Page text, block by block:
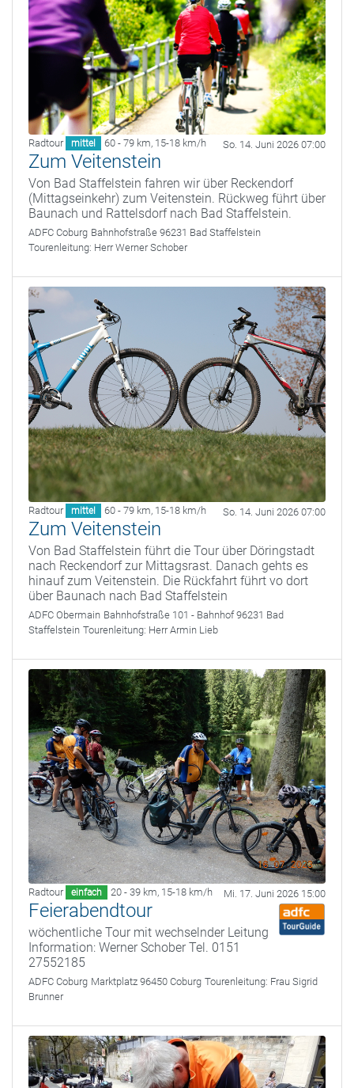
Radtour mittel 60 - 79 km, 15-18 km/h So. 14. Juni 2026 07:00
Zum Veitenstein
Von Bad Staffelstein fahren wir über Reckendorf
(Mittagseinkehr) zum Veitenstein. Rückweg führt über
Baunach und Rattelsdorf nach Bad Staffelstein.
ADFC Coburg Bahnhofstraße 96231 Bad Staffelstein
Tourenleitung: Herr Werner Schober
Radtour mittel 60 - 79 km, 15-18 km/h So. 14. Juni 2026 07:00
Zum Veitenstein
Von Bad Staffelstein führt die Tour über Döringstadt
nach Reckendorf zur Mittagsrast. Danach gehts es
hinauf zum Veitenstein. Die Rückfahrt führt vo dort
über Baunach nach Bad Staffelstein
ADFC Obermain Bahnhofstraße 101 - Bahnhof 96231 Bad
Staffelstein Tourenleitung: Herr Armin Lieb
Radtour einfach 20 - 39 km, 15-18 km/h Mi. 17. Juni 2026 15:00
Feierabendtour
wöchentliche Tour mit wechselnder Leitung
Information: Werner Schober Tel. 0151
27552185
ADFC Coburg Marktplatz 96450 Coburg Tourenleitung: Frau Sigrid
Brunner